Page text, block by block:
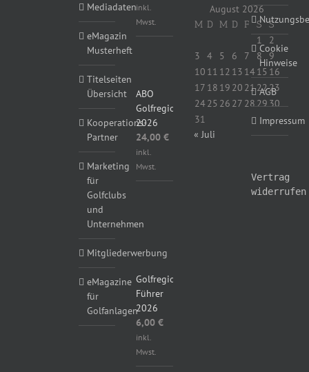
Mediadaten
eMagazin
Musterheft
Titelseiten
Übersicht
Kooperations-
Partner
Marketing
für
Golfclubs
und
Unternehmen
Mitgliederwerbung
eMagazine
für
Golfanlagen
inkl.
Mwst.
ABO
Golfregional
2026
24,00€
inkl.
Mwst.
Golfregional
Führer
2026
6,00€
inkl.
Mwst.
August 2026
M D M D F S S
1
2
3
4 5 6 7 8 9
10 11 12 13 1415 16
17 18 19 20 212223
2425 26 27 282930
31
« Juli
Cookie
Hinweise
AGB
Impressum
Vertrag
widerrufen